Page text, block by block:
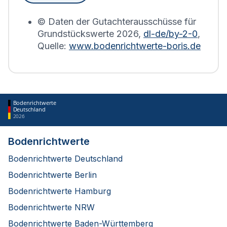
© Daten der Gutachterausschüsse für
Grundstückswerte 2026, dl-de/by-2-0,
Quelle: www.bodenrichtwerte-boris.de
Bodenrichtwerte
Deutschland
2026
Bodenrichtwerte
Bodenrichtwerte Deutschland
Bodenrichtwerte Berlin
Bodenrichtwerte Hamburg
Bodenrichtwerte NRW
Bodenrichtwerte Baden-Württemberg